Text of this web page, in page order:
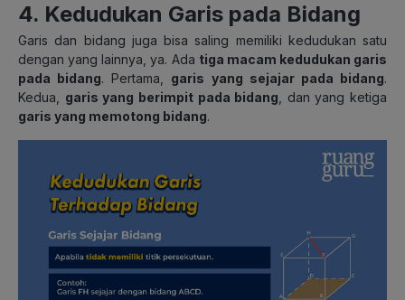
4. Kedudukan Garis pada Bidang
Garis dan bidang juga bisa saling memiliki kedudukan satu
dengan yang lainnya, ya. Ada tiga macam kedudukan garis
pada bidang. Pertama, garis yang sejajar pada bidang.
Kedua, garis yang berimpit pada bidang , dan yang ketiga
garis yang memotong bidang.